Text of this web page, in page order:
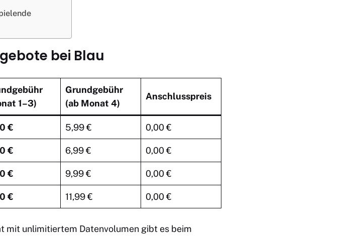
bei Blau
1–3)
Grundgebühr
(ab Monat 4)
Anschlusspreis
€ 5,99 € 0,00 €
€ 6,99 € 0,00 €
€ 9,99 € 0,00 €
€ 11,99 € 0,00 €
mit unlimitiertem Datenvolumen gibt es beim